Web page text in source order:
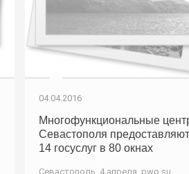
04.04.2016
Многофункциональные
Севастополя предоставляют
14 госуслуг в 80 окнах
Севастополь, 4 апреля. pwo.su.